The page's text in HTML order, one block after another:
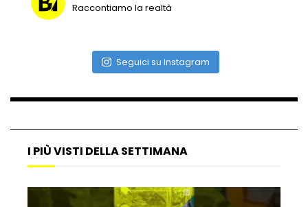
Vulcano di ghiaccio a New York #neve
#snow
male
Atterraggio di emergenza tra le auto:
attimi di paura
Raccontiamo la realtà
Seguici su Instagram
I PIÙ VISTI DELLA SETTIMANA